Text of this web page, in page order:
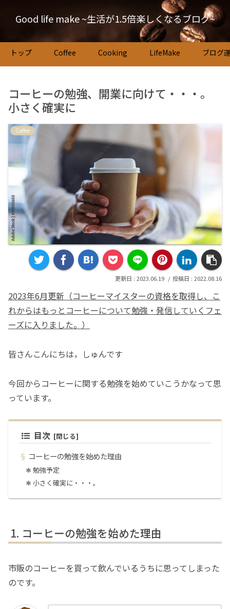
Good life make ~生活が1.5倍楽しくなるブログ~
トップ Coffee Cooking LifeMake ブログ
コーヒーの勉強、開業に向けて・・・。
小さく確実に
Coffee
2023.06.19 2022.08.16
2023年6月更新（コーヒーマイスターの資格を取得し、こ
れからはもっとコーヒーについて勉強・発信していくフェ
ーズに入りました。）
皆さんこんにちは，しゅんです
今回からコーヒーに関する勉強を始めていこうかなって思
っています。
目次
コーヒーの勉強を始めた理由
勉強予定
小さく確実に・・・。
コーヒーの勉強を始めた理由
市販のコーヒーを買って飲んでいるうちに思ってしまった
のです。